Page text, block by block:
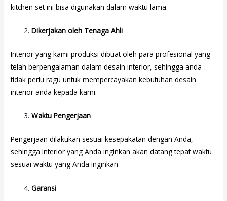
kitchen set ini bisa digunakan dalam waktu lama.
Dikerjakan oleh Tenaga Ahli
Interior yang kami produksi dibuat oleh para profesional yang
telah berpengalaman dalam desain interior, sehingga anda
tidak perlu ragu untuk mempercayakan kebutuhan desain
interior anda kepada kami.
Waktu Pengerjaan
Pengerjaan dilakukan sesuai kesepakatan dengan Anda,
sehingga Interior yang Anda inginkan akan datang tepat waktu
sesuai waktu yang Anda inginkan
Garansi